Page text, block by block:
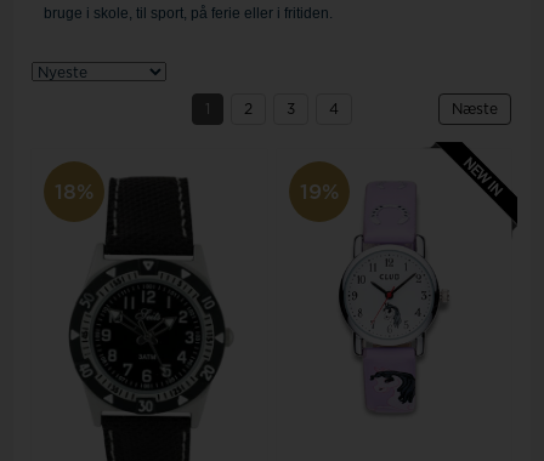
bruge i skole, til sport, på ferie eller i fritiden.
2 3 4 Næste
18% 19%